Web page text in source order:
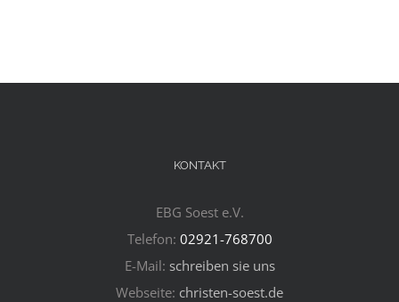
KONTAKT
EBG Soest e.V.
Telefon: 02921-768700
E-Mail: schreiben sie uns
Webseite: christen-soest.de